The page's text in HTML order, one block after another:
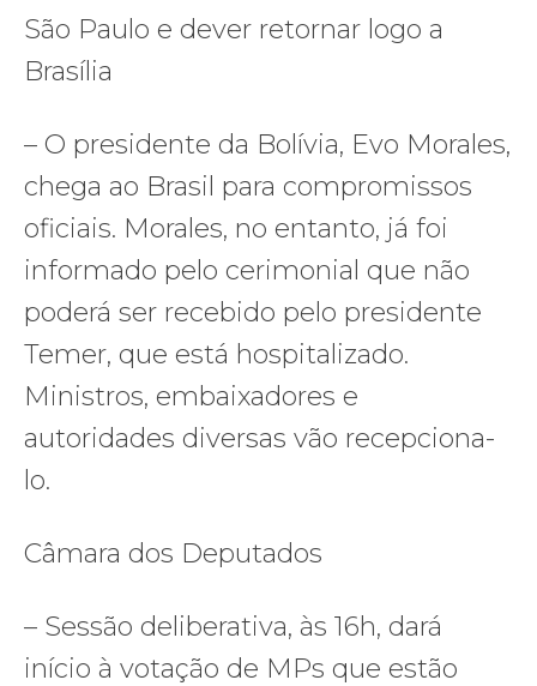
São Paulo e dever retornar logo a
Brasília
– O presidente da Bolívia, Evo Morales,
chega ao Brasil para compromissos
oficiais. Morales, no entanto, já foi
informado pelo cerimonial que não
poderá ser recebido pelo presidente
Temer, que está hospitalizado.
Ministros, embaixadores e
autoridades diversas vão recepciona-
lo.
Câmara dos Deputados
– Sessão deliberativa, às 16h, dará
início à votação de MPs que estão